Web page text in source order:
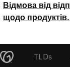
Відмова від
щодо продуктів.
TLDs